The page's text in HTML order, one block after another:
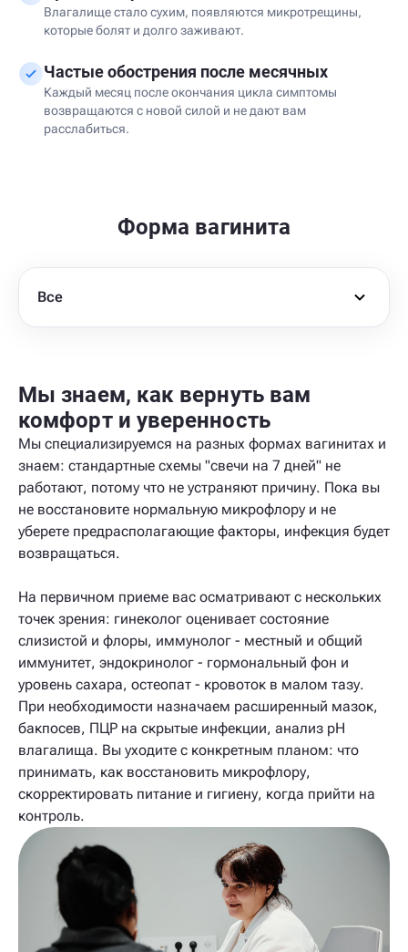
Влагалище стало сухим, появляются микротрещины,
которые болят и долго заживают.
Частые обострения после месячных
Каждый месяц после окончания цикла симптомы
возвращаются с новой силой и не дают вам
расслабиться.
Форма вагинита
Все
Мы знаем, как вернуть вам
комфорт и уверенность
Мы специализируемся на разных формах вагинитах и
знаем: стандартные схемы "свечи на 7 дней" не
работают, потому что не устраняют причину. Пока вы
не восстановите нормальную микрофлору и не
уберете предрасполагающие факторы, инфекция будет
возвращаться.
На первичном приеме вас осматривают с нескольких
точек зрения: гинеколог оценивает состояние
слизистой и флоры, иммунолог - местный и общий
иммунитет, эндокринолог - гормональный фон и
уровень сахара, остеопат - кровоток в малом тазу.
При необходимости назначаем расширенный мазок,
бакпосев, ПЦР на скрытые инфекции, анализ pH
влагалища. Вы уходите с конкретным планом: что
принимать, как восстановить микрофлору,
скорректировать питание и гигиену, когда прийти на
контроль.